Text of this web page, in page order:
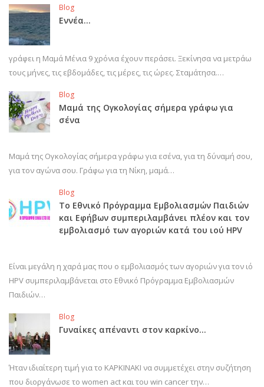
Blog
Εννέα…
γράφει η Μαμά Μένια 9 χρόνια έχουν περάσει. Ξεκίνησα να μετράω
τους μήνες, τις εβδομάδες, τις μέρες, τις ώρες. Σταμάτησα.…
Blog
Μαμά της Ογκολογίας σήμερα γράφω για
σένα
Μαμά της Ογκολογίας σήμερα γράφω για εσένα, για τη δύναμή σου,
για τον αγώνα σου. Γράφω για τη Νίκη, μαμά…
Blog
Το Εθνικό Πρόγραμμα Εμβολιασμών Παιδιών
και Εφήβων συμπεριλαμβάνει πλέον και τον
εμβολιασμό των αγοριών κατά του ιού HPV
Είναι μεγάλη η χαρά μας που ο εμβολιασμός των αγοριών για τον ιό
HPV συμπεριλαμβάνεται στο Εθνικό Πρόγραμμα Εμβολιασμών
Παιδιών…
Blog
Γυναίκες απέναντι στον καρκίνο…
Ήταν ιδιαίτερη τιμή για το ΚΑΡΚΙΝΑΚΙ να συμμετέχει στην συζήτηση
που διοργάνωσε το women act και του win cancer την…